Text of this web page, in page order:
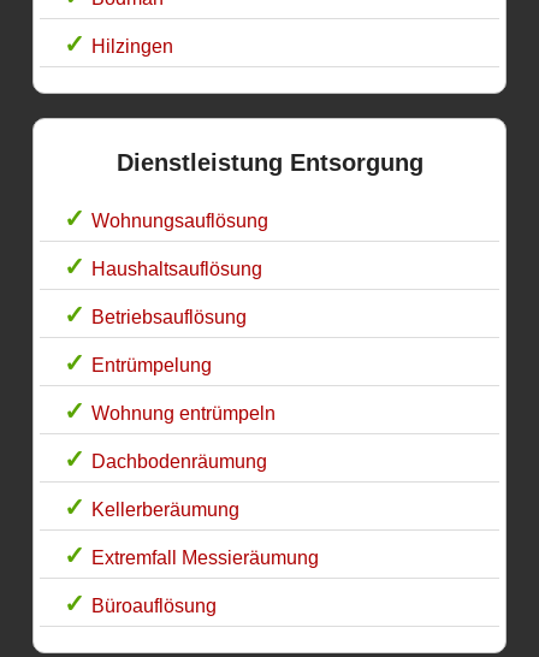
Hilzingen
Dienstleistung Entsorgung
Wohnungsauflösung
Haushaltsauflösung
Betriebsauflösung
Entrümpelung
Wohnung entrümpeln
Dachbodenräumung
Kellerberäumung
Extremfall Messieräumung
Büroauflösung